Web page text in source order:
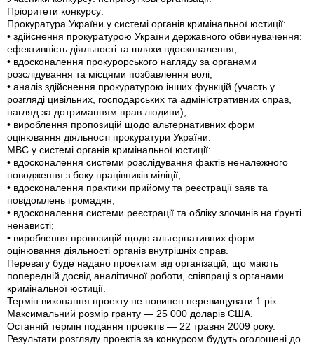
Пріоритети конкурсу:
Прокуратура України у системі органів кримінальної юстиції:
• здійснення прокуратурою України державного обвинувачення:
ефективність діяльності та шляхи вдосконалення;
• вдосконалення прокурорського нагляду за органами
розслідування та місцями позбавлення волі;
• аналіз здійснення прокуратурою інших функцій (участь у
розгляді цивільних, господарських та адміністративних справ,
нагляд за дотриманням прав людини);
• вироблення пропозицій щодо альтернативних форм
оцінювання діяльності прокуратури України.
МВС у системі органів кримінальної юстиції:
• вдосконалення системи розслідування фактів неналежного
поводження з боку працівників міліції;
• вдосконалення практики прийому та реєстрації заяв та
повідомлень громадян;
• вдосконалення системи реєстрації та обліку злочинів на ґрунті
ненависті;
• вироблення пропозицій щодо альтернативних форм
оцінювання діяльності органів внутрішніх справ.
Перевагу буде надано проектам від організацій, що мають
попередній досвід аналітичної роботи, співпраці з органами
кримінальної юстиції.
Термін виконання проекту не повинен перевищувати 1 рік.
Максимальний розмір гранту — 25 000 доларів США.
Останній термін подання проектів — 22 травня 2009 року.
Результати розгляду проектів за конкурсом будуть оголошені до